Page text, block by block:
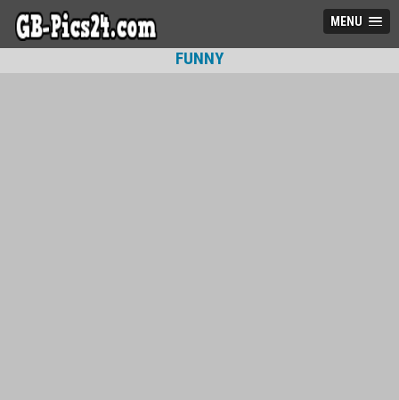
MENU
FUNNY